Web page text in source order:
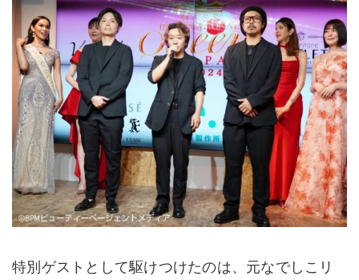
特別ゲストとして駆けつけたのは、元なでしこリ